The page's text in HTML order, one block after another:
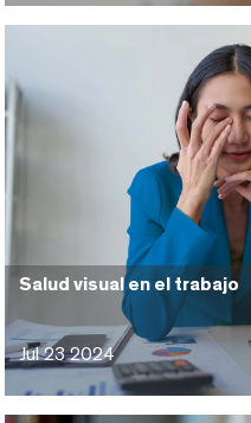
Salud visual en el trabajo
Jul 23 2024